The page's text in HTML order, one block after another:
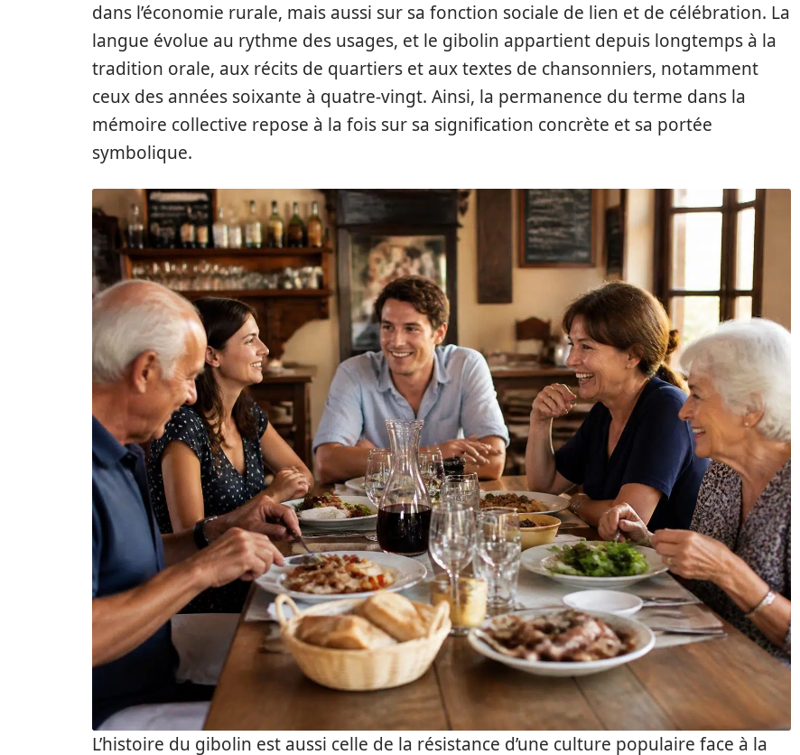
dans l’économie rurale, mais aussi sur sa fonction sociale de lien et de célébration. La
langue évolue au rythme des usages, et le gibolin appartient depuis longtemps à la
tradition orale, aux récits de quartiers et aux textes de chansonniers, notamment
ceux des années soixante à quatre-vingt. Ainsi, la permanence du terme dans la
mémoire collective repose à la fois sur sa signification concrète et sa portée
symbolique.
L’histoire du gibolin est aussi celle de la résistance d’une culture populaire face à la